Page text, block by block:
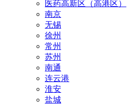
医药高新区（高港区）
南京
无锡
徐州
常州
苏州
南通
连云港
淮安
盐城